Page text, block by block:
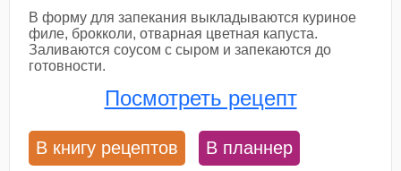
В форму для запекания выкладываются куриное
филе, брокколи, отварная цветная капуста.
Заливаются соусом с сыром и запекаются до
готовности.
Посмотреть рецепт
В книгу рецептов В планнер